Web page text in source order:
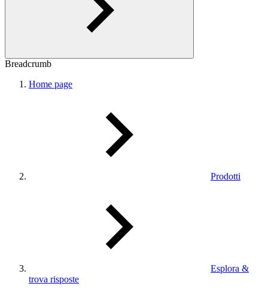
Breadcrumb
Home page
Prodotti
Esplora &
trova risposte